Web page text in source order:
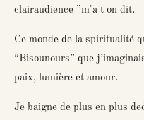
clairaudience ”m'a t on dit.
Ce monde de la spiritualité
“Bisounours” que
paix, lumière et amour.
Je baigne de plus en plus